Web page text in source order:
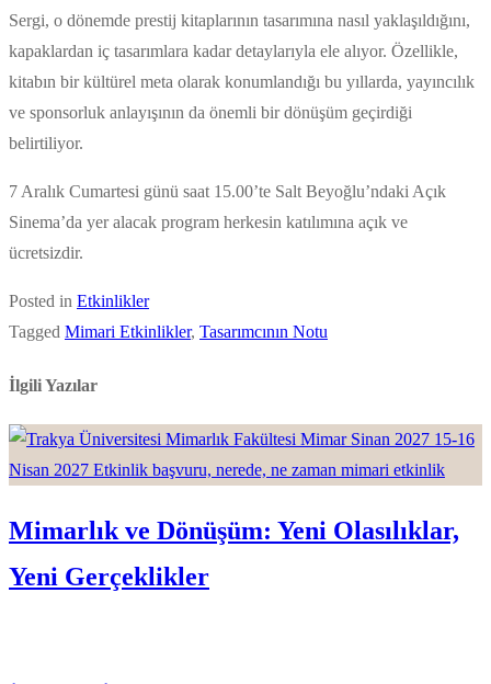
Sergi, o dönemde prestij kitaplarının tasarımına nasıl yaklaşıldığını,
kapaklardan iç tasarımlara kadar detaylarıyla ele alıyor. Özellikle,
kitabın bir kültürel meta olarak konumlandığı bu yıllarda, yayıncılık
ve sponsorluk anlayışının da önemli bir dönüşüm geçirdiği
belirtiliyor.
7 Aralık Cumartesi günü saat 15.00’te Salt Beyoğlu’ndaki Açık
Sinema’da yer alacak program herkesin katılımına açık ve
ücretsizdir.
Posted in Etkinlikler
Tagged Mimari Etkinlikler, Tasarımcının Notu
İlgili Yazılar
Mimarlık ve Dönüşüm: Yeni Olasılıklar,
Yeni Gerçeklikler